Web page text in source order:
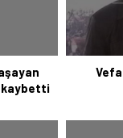
kaybetti